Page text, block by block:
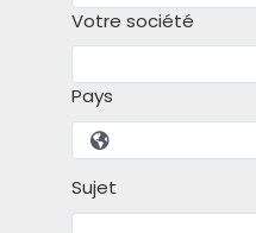
Votre société
Pays
Sujet